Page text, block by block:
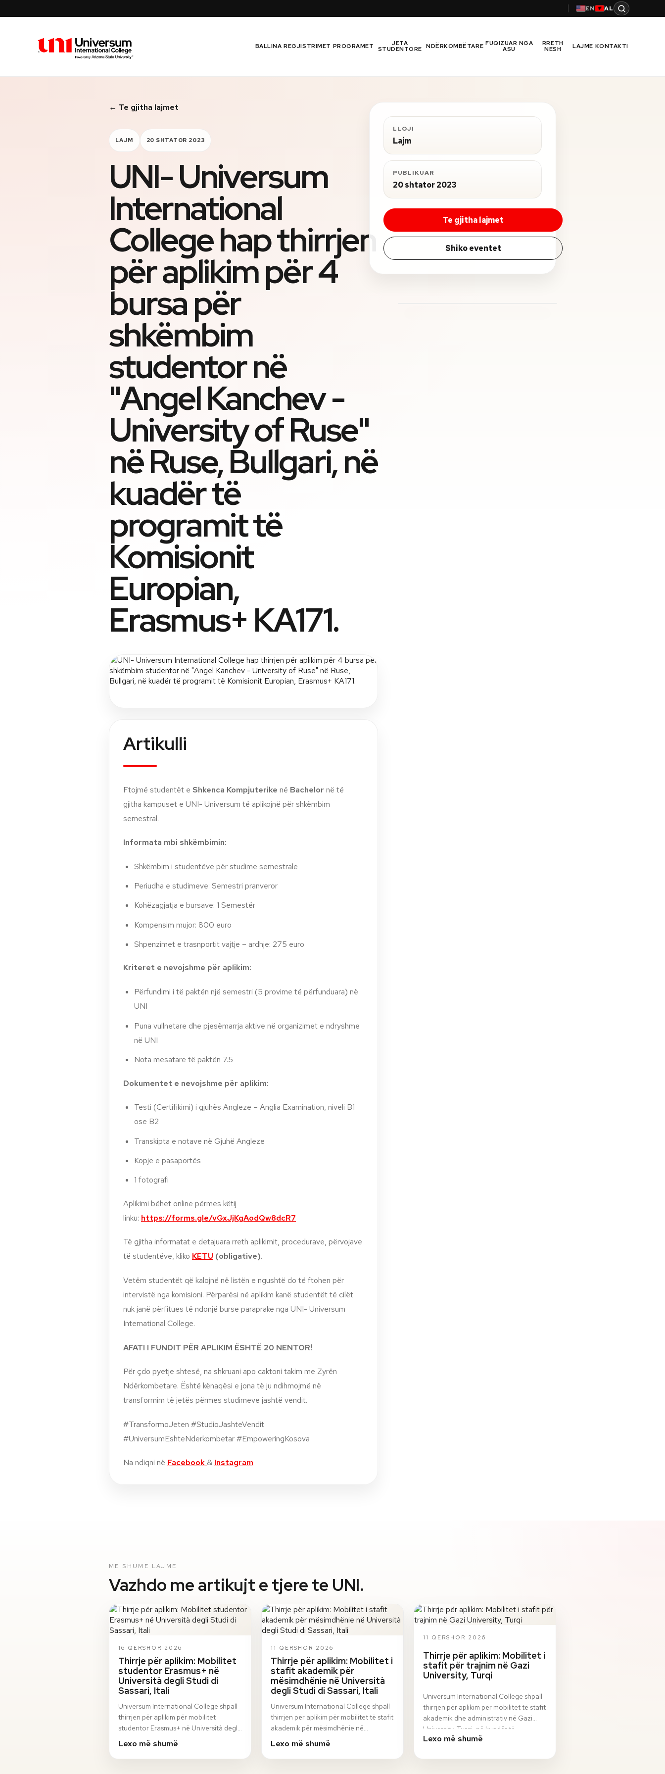
EN AL
Universum University BALLINA REGJISTRIMET PROGRAMET JETA
STUDENTORE NDËRKOMBËTARE FUQIZUAR NGA
ASU
RRETH
NESH LAJME KONTAKTI
← Te gjitha lajmet
LAJM 20 SHTATOR 2023
UNI- Universum
International
College hap thirrjen
për aplikim për 4
bursa për
shkëmbim
studentor në
"Angel Kanchev -
University of Ruse"
në Ruse, Bullgari, në
kuadër të
programit të
Komisionit
Europian,
Erasmus+ KA171.
Artikulli
Ftojmë studentët e Shkenca Kompjuterike në Bachelor në të
gjitha kampuset e UNI- Universum të aplikojnë për shkëmbim
semestral.
Informata mbi shkëmbimin:
Shkëmbim i studentëve për studime semestrale
Periudha e studimeve: Semestri pranveror
Kohëzagjatja e bursave: 1 Semestër
Kompensim mujor: 800 euro
Shpenzimet e trasnportit vajtje – ardhje: 275 euro
Kriteret e nevojshme për aplikim:
Përfundimi i të paktën një semestri (5 provime të përfunduara) në
UNI
Puna vullnetare dhe pjesëmarrja aktive në organizimet e ndryshme
në UNI
Nota mesatare të paktën 7.5
Dokumentet e nevojshme për aplikim:
Testi (Certifikimi) i gjuhës Angleze – Anglia Examination, niveli B1
ose B2
Transkipta e notave në Gjuhë Angleze
Kopje e pasaportës
1 fotografi
Aplikimi bëhet online përmes këtij
linku: https://forms.gle/vGxJjKgAodQw8dcR7
Të gjitha informatat e detajuara rreth aplikimit, procedurave, përvojave
të studentëve, kliko KETU (obligative).
Vetëm studentët që kalojnë në listën e ngushtë do të ftohen për
intervistë nga komisioni. Përparësi në aplikim kanë studentët të cilët
nuk janë përfitues të ndonjë burse paraprake nga UNI- Universum
International College.
AFATI I FUNDIT PËR APLIKIM ËSHTË 20 NENTOR!
Për çdo pyetje shtesë, na shkruani apo caktoni takim me Zyrën
Ndërkombetare. Është kënaqësi e jona të ju ndihmojmë në
transformim të jetës përmes studimeve jashtë vendit.
#TransformoJeten #StudioJashteVendit
#UniversumEshteNderkombetar #EmpoweringKosova
Na ndiqni në Facebook & Instagram
LLOJI
Lajm
PUBLIKUAR
20 shtator 2023
Te gjitha lajmet
Shiko eventet
ME SHUME LAJME
Vazhdo me artikujt e tjere te UNI.
16 QERSHOR 2026
Thirrje për aplikim: Mobilitet
studentor Erasmus+ në
Università degli Studi di
Sassari, Itali
Universum International College shpall
thirrjen për aplikim për mobilitet
studentor Erasmus+ në Università degli
Studi di Sassari, Itali, për semestrin
Lexo më shumë
11 QERSHOR 2026
Thirrje për aplikim: Mobilitet i
stafit akademik për
mësimdhënie në Università
degli Studi di Sassari, Itali
Universum International College shpall
thirrjen për aplikim për mobilitet të stafit
akademik për mësimdhënie në
Università degli Studi di Sassari, Itali, në
Lexo më shumë
11 QERSHOR 2026
Thirrje për aplikim: Mobilitet i
stafit për trajnim në Gazi
University, Turqi
Universum International College shpall
thirrjen për aplikim për mobilitet të stafit
akademik dhe administrativ në Gazi
University, Turqi, në kuadër të
programi…
Lexo më shumë